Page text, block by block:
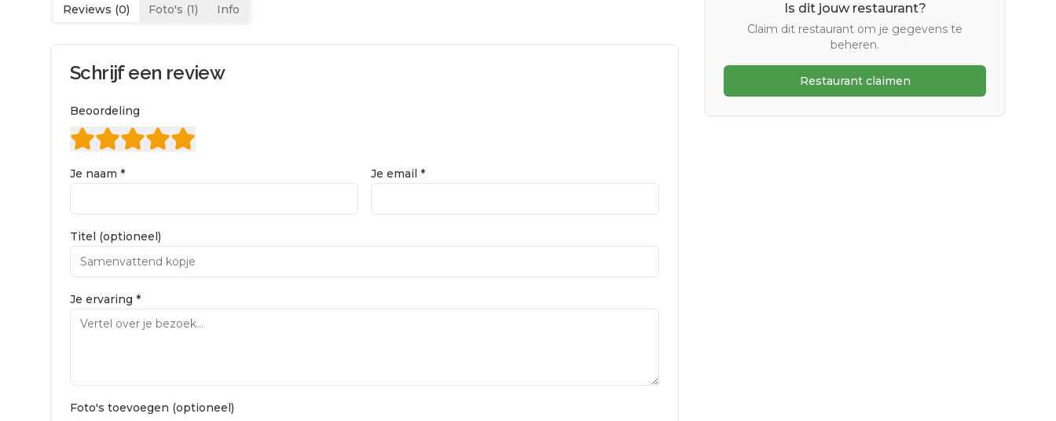
Reviews (0) Foto's (1) Info
Schrijf een review
Beoordeling
Je naam * Je email *
Titel (optioneel)
Je ervaring *
Foto's toevoegen (optioneel)
Is dit jouw restaurant?
Claim dit restaurant om je gegevens te
beheren.
Restaurant claimen